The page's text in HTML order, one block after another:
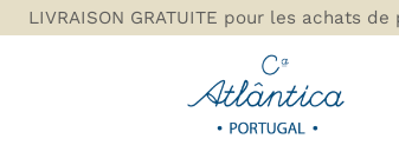
LIVRAISON GRATUITE pour les achats de